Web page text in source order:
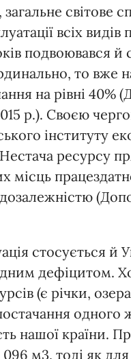
світове
всіх
подвоювався й
то вже
на рівні 40%
р.). Своєю
інституту
ресурсу
місць
стосується й
дефіцитом.
(є річки,
нашої країни.
096 м3, тоді як